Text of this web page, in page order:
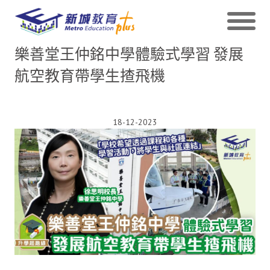
樂善堂王仲銘中學體驗式學習 發展
航空教育帶學生揸飛機
18-12-2023